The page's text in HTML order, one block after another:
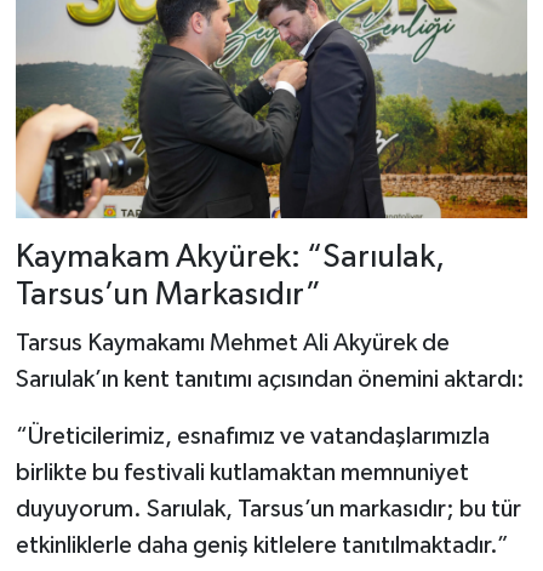
Kaymakam Akyürek: “Sarıulak,
Tarsus’un Markasıdır”
Tarsus Kaymakamı Mehmet Ali Akyürek de
Sarıulak’ın kent tanıtımı açısından önemini aktardı:
“Üreticilerimiz, esnafımız ve vatandaşlarımızla
birlikte bu festivali kutlamaktan memnuniyet
duyuyorum. Sarıulak, Tarsus’un markasıdır; bu tür
etkinliklerle daha geniş kitlelere tanıtılmaktadır.”